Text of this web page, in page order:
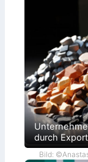
durch
Bild: